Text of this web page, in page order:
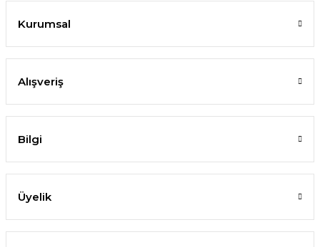
Kurumsal
Alışveriş
Bilgi
Üyelik